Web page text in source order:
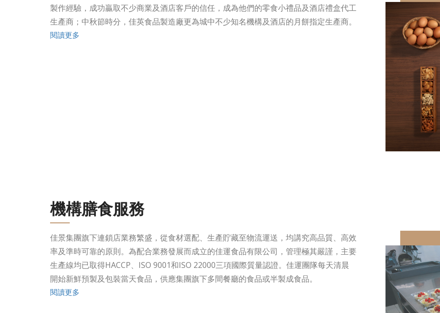
製作經驗，成功贏取不少商業及酒店客戶的信任，成為他們的零食小禮品及酒店禮盒代工
生產商；中秋節時分，佳英食品製造廠更為城中不少知名機構及酒店的月餅指定生產商。
閱讀更多
機構膳食服務
佳景集團旗下連鎖店業務繁盛，從食材選配、生產貯藏至物流運送，均講究高品質、高效
率及準時可靠的原則。為配合業務發展而成立的佳運食品有限公司，管理極其嚴謹，主要
生產線均已取得HACCP、ISO 9001和ISO 22000三項國際質量認證。佳運團隊每天清晨
開始新鮮預製及包裝當天食品，供應集團旗下多間餐廳的食品或半製成食品。
閱讀更多